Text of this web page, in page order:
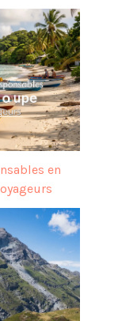
en